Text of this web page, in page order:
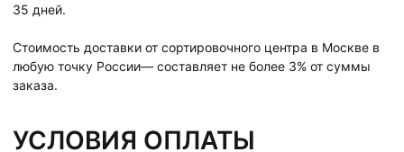
35 дней.
Стоимость доставки от сортировочного центра в Москве в
любую точку России— составляет не более 3% от суммы
заказа.
УСЛОВИЯ ОПЛАТЫ